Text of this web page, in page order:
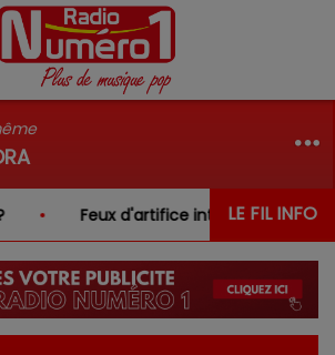
LE FIL INFO
Feux d'artifice interdits dans le